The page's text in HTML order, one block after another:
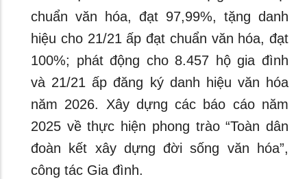
chuẩn văn hóa, đạt 97,99%, tặng danh
hiệu cho 21/21 ấp đạt chuẩn văn hóa, đạt
100%; phát động cho 8.457 hộ gia đình
và 21/21 ấp đăng ký danh hiệu văn hóa
năm 2026. Xây dựng các báo cáo năm
2025 về thực hiện phong trào “Toàn dân
đoàn kết xây dựng đời sống văn hóa”,
công tác Gia đình.